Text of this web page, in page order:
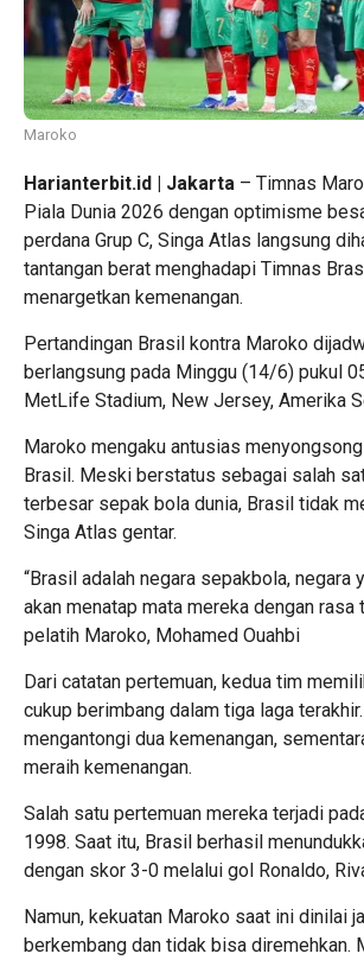
Maroko
Harianterbit.id | Jakarta – Timnas
Piala Dunia 2026 dengan optimisme
perdana Grup C, Singa Atlas langsung
tantangan berat menghadapi Timnas
menargetkan kemenangan.
Pertandingan Brasil kontra Maroko
berlangsung pada Minggu (14/6) pukul
MetLife Stadium, New Jersey, Amerika
Maroko mengaku antusias
Brasil. Meski berstatus sebagai salah
terbesar sepak bola dunia, Brasil tidak
Singa Atlas gentar.
“Brasil adalah negara sepakbola, negara
akan menatap mata mereka dengan rasa
pelatih Maroko, Mohamed Ouahbi
Dari catatan pertemuan, kedua tim
cukup berimbang dalam tiga laga
mengantongi dua kemenangan,
meraih kemenangan.
Salah satu pertemuan mereka terjadi
1998. Saat itu, Brasil berhasil
dengan skor 3-0 melalui gol Ronaldo,
Namun, kekuatan Maroko saat ini dinilai
berkembang dan tidak bisa diremehkan.